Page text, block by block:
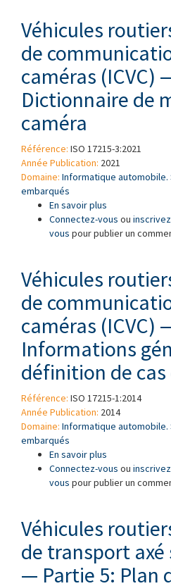
Véhicules
de
caméras (ICVC)
Dictionnaire de
caméra
Référence: ISO 17215-3:2021
Année Publication: 2021
Domaine: Informatique
embarqués
En savoir plus à propos de
Partie 3:
Connectez-vous ou
vous pour publier un
Véhicules
de
caméras (ICVC)
Informations
définition de
Référence: ISO 17215-1:2014
Année Publication: 2014
Domaine: Informatique
embarqués
En savoir plus à propos de
Partie 1:
Connectez-vous ou
vous pour publier un
Véhicules
de transport axé
— Partie 5: Plan